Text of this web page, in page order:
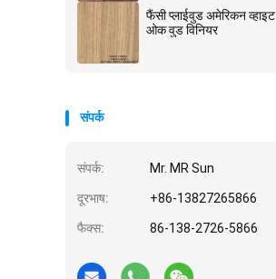
फैंसी प्लाईवुड अमेरिकन व्हाइट
ओक वुड विनियर
संपर्क
संपर्क: Mr. MR Sun
दूरभाष: +86-13827265866
फैक्स: 86-138-2726-5866